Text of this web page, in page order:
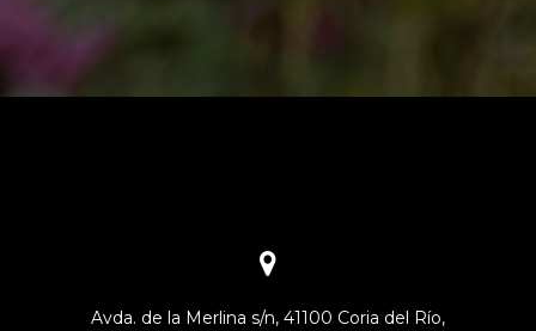
Avda. de la Merlina s/n, 41100 Coria del Río,